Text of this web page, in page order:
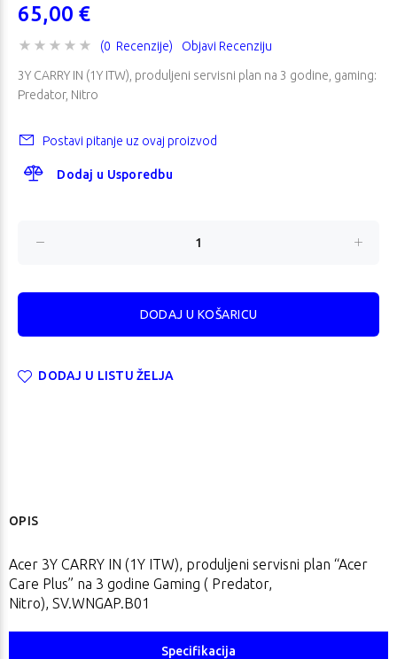
65,00 €
(0 Recenzije) Objavi Recenziju
3Y CARRY IN (1Y ITW), produljeni servisni plan na 3 godine, gaming:
Predator, Nitro
Postavi pitanje uz ovaj proizvod
Dodaj u Usporedbu
DODAJ U LISTU ŽELJA
OPIS
Acer 3Y CARRY IN (1Y ITW), produljeni servisni plan “Acer
Care Plus” na 3 godine Gaming ( Predator,
Nitro), SV.WNGAP.B01
Specifikacija